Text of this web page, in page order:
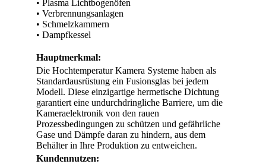
• Plasma Lichtbogenöfen
• Verbrennungsanlagen
• Schmelzkammern
• Dampfkessel
Hauptmerkmal:
Die Hochtemperatur Kamera Systeme haben als
Standardausrüstung ein Fusionsglas bei jedem
Modell. Diese einzigartige hermetische Dichtung
garantiert eine undurchdringliche Barriere, um die
Kameraelektronik von den rauen
Prozessbedingungen zu schützen und gefährliche
Gase und Dämpfe daran zu hindern, aus dem
Behälter in Ihre Produktion zu entweichen.
Kundennutzen: